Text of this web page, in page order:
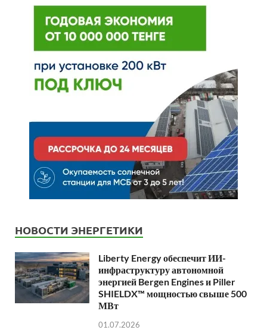
НОВОСТИ ЭНЕРГЕТИКИ
Liberty Energy обеспечит ИИ-
инфраструктуру автономной
энергией Bergen Engines и Piller
SHIELDX™ мощностью свыше 500
МВт
01.07.2026